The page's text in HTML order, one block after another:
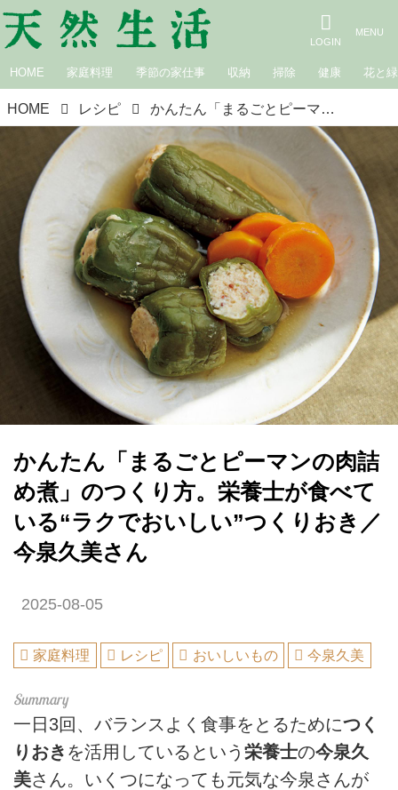
HOME 家庭料理 季節の家仕事 収納 掃除 健康 花と緑
HOME レシピ かんたん「まるごとピーマンの肉詰め煮」のつくり方。栄養士が食べている“ラクでおいしい”つくりおき／今泉久美さん
かんたん「まるごとピーマンの肉詰
め煮」のつくり方。栄養士が食べて
いる“ラクでおいしい”つくりおき／
今泉久美さん
2025-08-05
家庭料理 レシピ おいしいもの 今泉久美
一日3回、バランスよく食事をとるためにつく
りおき を活用しているという 栄養士の今泉久
美さん。いくつになっても元気な今泉さんが